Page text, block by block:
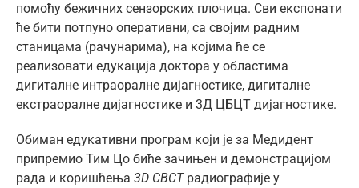
помоћу бежичних сензорских плочица. Сви експонати
ће бити потпуно оперативни, са својим радним
станицама (рачунарима), на којима ће се
реализовати едукација доктора у областима
дигиталне интраоралне дијагностике, дигиталне
екстраоралне дијагностике и 3Д ЦБЦТ дијагностике.
Обиман едукативни програм који је за Медидент
припремио Тим Цо биће зачињен и демонстрацијом
рада и коришћења 3D CBCTрадиографије у